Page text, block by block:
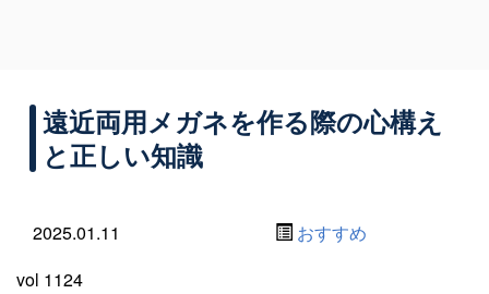
遠近両用メガネを作る際の心構え
と正しい知識
2025.01.11
おすすめ
vol 1124